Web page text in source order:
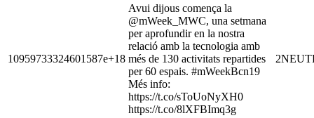
10959733324601587e+18
Avui dijous comença la
@mWeek_MWC, una setmana
per aprofundir en la nostra
relació amb la tecnologia amb
més de 130 activitats repartides
per 60 espais. #mWeekBcn19
Més info:
https://t.co/sToUoNyXH0
https://t.co/8lXFBImq3g
2